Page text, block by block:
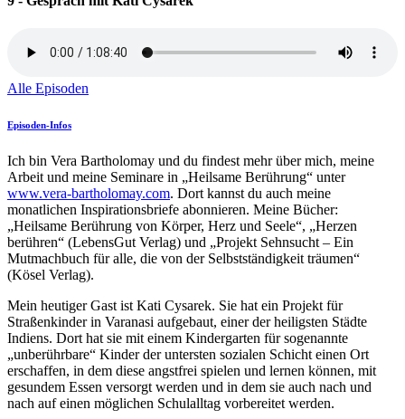
Alle Episoden
Episoden-Infos
Ich bin Vera Bartholomay und du findest mehr über mich, meine
Arbeit und meine Seminare in „Heilsame Berührung“ unter
www.vera-bartholomay.com. Dort kannst du auch meine
monatlichen Inspirationsbriefe abonnieren. Meine Bücher:
„Heilsame Berührung von Körper, Herz und Seele“, „Herzen
berühren“ (LebensGut Verlag) und „Projekt Sehnsucht – Ein
Mutmachbuch für alle, die von der Selbstständigkeit träumen“
(Kösel Verlag).
Mein heutiger Gast ist Kati Cysarek. Sie hat ein Projekt für
Straßenkinder in Varanasi aufgebaut, einer der heiligsten Städte
Indiens. Dort hat sie mit einem Kindergarten für sogenannte
„unberührbare“ Kinder der untersten sozialen Schicht einen Ort
erschaffen, in dem diese angstfrei spielen und lernen können, mit
gesundem Essen versorgt werden und in dem sie auch nach und
nach auf einen möglichen Schulalltag vorbereitet werden.